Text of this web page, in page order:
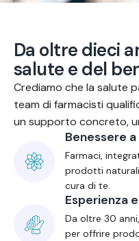
Da oltre dieci a
salute e del be
Crediamo che la salute
team di farmacisti
un supporto concreto,
Benessere
Farmaci,
prodotti
cura di te.
Esperienza
Da oltre 30
per offrire